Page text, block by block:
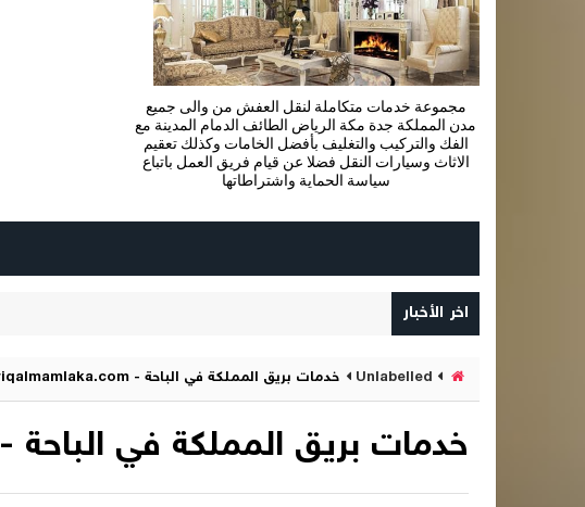
مجموعة خدمات متكاملة لنقل العفش من والى جميع
مدن المملكة جدة مكة الرياض الطائف الدمام المدينة مع
الفك والتركيب والتغليف بأفضل الخامات وكذلك تعقيم
الاثاث وسيارات النقل فضلا عن قيام فريق العمل باتباع
سياسة الحماية واشتراطاتها
اخر الأخبار
خدمات بريق المملكة في الباحة - bariqalmamlaka.com
خدمات بريق المملكة في الباحة - bariqalmamlaka.com